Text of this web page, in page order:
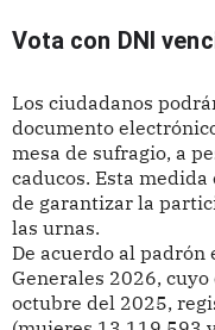
Vota con DNI
Los ciudadanos
documento
mesa de sufragio, a
caducos. Esta
de garantizar la
las urnas.
De acuerdo al padrón
Generales 2026,
octubre del 2025,